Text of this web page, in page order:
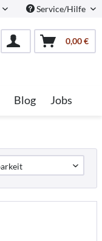
German Service/Hilfe
0,00 €
Blog Jobs